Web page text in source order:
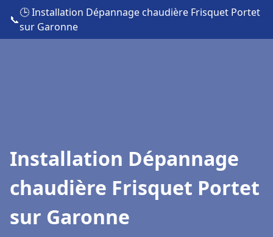
📞
🕒 Installation Dépannage chaudière Frisquet Portet
sur Garonne
Installation Dépannage
chaudière Frisquet Portet
sur Garonne